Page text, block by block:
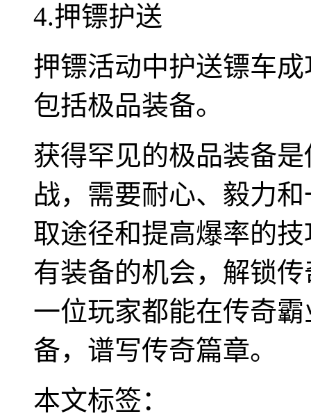
4.押镖护送
押镖活动中护送镖车
包括极品装备。
获得罕见的极品装备
战，需要耐心、毅力
取途径和提高爆率的
有装备的机会，解锁
一位玩家都能在传奇
备，谱写传奇篇章。
本文标签：